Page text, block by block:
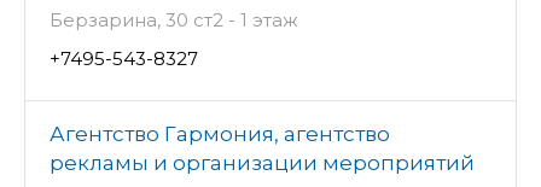
Берзарина, 30 ст2 - 1 этаж
+7495-543-8327
Агентство Гармония, агентство
рекламы и организации мероприятий